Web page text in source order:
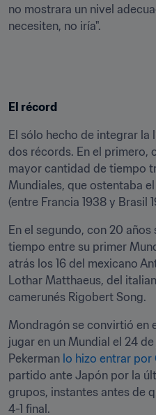
no mostrara un nivel
necesiten, no iría".
El récord
El sólo hecho de integrar
dos récords. En el primero,
mayor cantidad de tiempo
Mundiales, que ostentaba
(entre Francia 1938 y Brasil
En el segundo, con 20
tiempo entre su primer
atrás los 16 del mexicano
Lothar Matthaeus, del
camerunés Rigobert Song.
Mondragón se convirtió en
jugar en un Mundial el 24
Pekerman lo hizo entrar por
partido ante Japón por la
grupos, instantes antes de
4-1 final.